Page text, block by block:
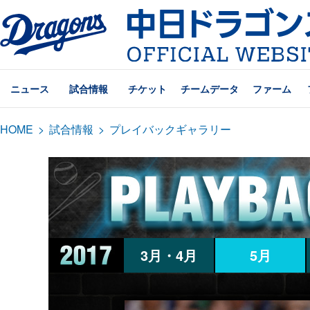
ニュース 試合情報 チケット チームデータ ファーム
HOME > 試合情報 > プレイバックギャラリー
3月・4月 5月